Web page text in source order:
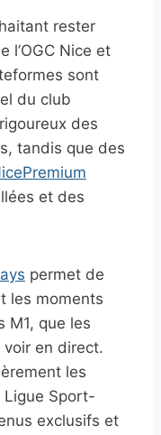
rester
l’OGC Nice et
sont
du club
des
tandis que des
et des
permet de
les moments
M1, que les
voir en direct.
les
Ligue Sport-
exclusifs et